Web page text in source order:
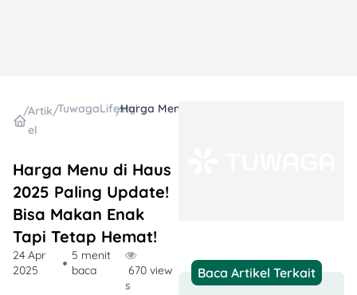
/Artik
el
/TuwagaLifestyle
/
Harga Menu di Haus
2025 Paling Update!
Bisa Makan Enak
Tapi Tetap Hemat!
24 Apr
2025
5 menit
baca
670 view
s
Baca Artikel Terkait